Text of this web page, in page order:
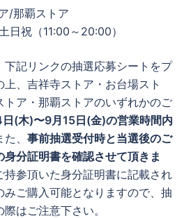
/那覇ストア
日祝（11:00～20:00）
記リンクの抽選応募シートをプ
、吉祥寺ストア・お台場スト
トア・那覇ストアのいずれかのご
(木)〜9月15日(金)の営業時間内
、 事前抽選受付時と当選後のご
分証明書を確認させて頂きま
持参頂いた身分証明書に記載され
ご購入可能となりますので、抽
はご注意下さい。